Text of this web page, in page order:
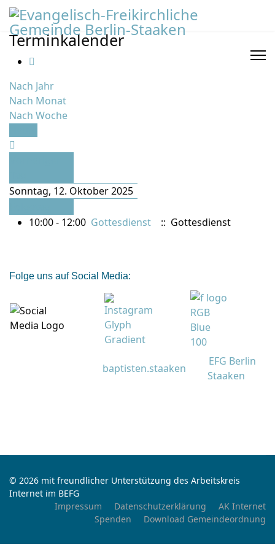
Terminkalender
Nach Jahr
Nach Monat
Nach Woche
Sonntag, 12. Oktober 2025
10:00 - 12:00 Gottesdienst :: Gottesdienst
Folge uns auf Social Media:
baptisten.staaken
EFG Berlin
Staaken
© 2026 mit freundlicher Unterstützung des Arbeitskreis
Internet im BEFG
Impressum
Datenschutzerklärung
AK Internet
Spenden
Download Gemeindeordnung